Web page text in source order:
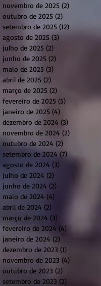
novembro de 2025 (2)
outubro de 2025 (2)
setembro de 2025 (12)
agosto de 2025 (3)
julho de 2025 (2)
junho de 2025 (2)
maio de 2025 (3)
abril de 2025 (2)
março de 2025 (2)
fevereiro de 2025 (5)
janeiro de 2025 (4)
dezembro de 2024 (3)
novembro de 2024 (2)
outubro de 2024 (2)
setembro de 2024 (7)
agosto de 2024 (3)
julho de 2024 (2)
junho de 2024 (2)
maio de 2024 (4)
abril de 2024 (2)
março de 2024 (3)
fevereiro de 2024 (4)
janeiro de 2024 (2)
dezembro de 2023 (1)
novembro de 2023 (4)
outubro de 2023 (2)
setembro de 2023 (2)